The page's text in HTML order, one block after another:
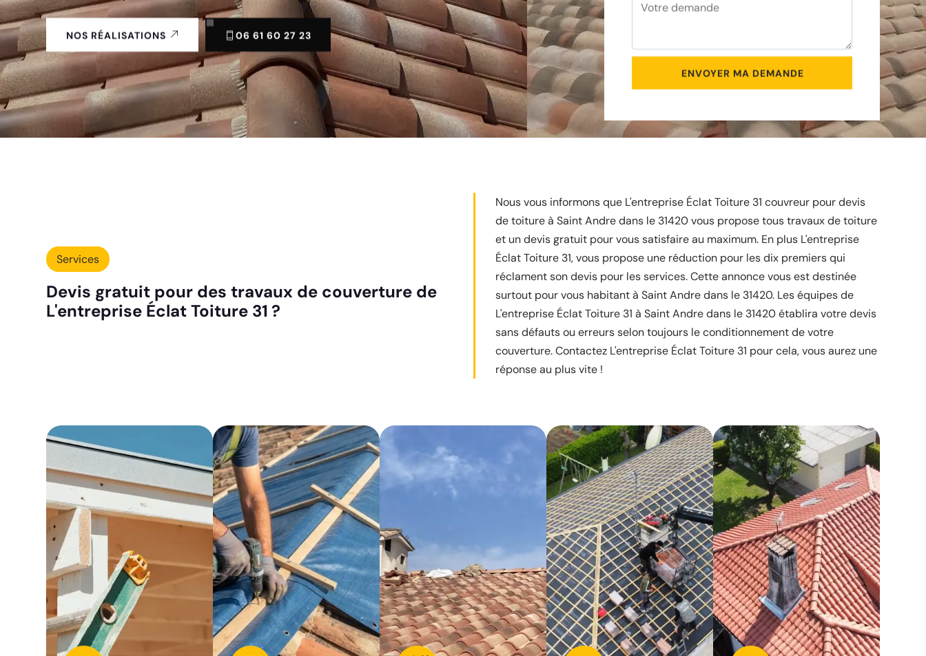
NOS RÉALISATIONS 06 61 60 27 23
Services
Devis gratuit pour des travaux de couverture de
L'entreprise Éclat Toiture 31 ?
Nous vous informons que L'entreprise Éclat Toiture 31 couvreur pour devis
de toiture à Saint Andre dans le 31420 vous propose tous travaux de toiture
et un devis gratuit pour vous satisfaire au maximum. En plus L'entreprise
Éclat Toiture 31, vous propose une réduction pour les dix premiers qui
réclament son devis pour les services. Cette annonce vous est destinée
surtout pour vous habitant à Saint Andre dans le 31420. Les équipes de
L'entreprise Éclat Toiture 31 à Saint Andre dans le 31420 établira votre devis
sans défauts ou erreurs selon toujours le conditionnement de votre
couverture. Contactez L'entreprise Éclat Toiture 31 pour cela, vous aurez une
réponse au plus vite !